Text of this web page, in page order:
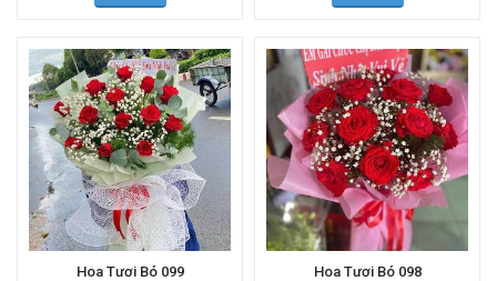
Hoa Tươi Bó 099 Hoa Tươi Bó 098